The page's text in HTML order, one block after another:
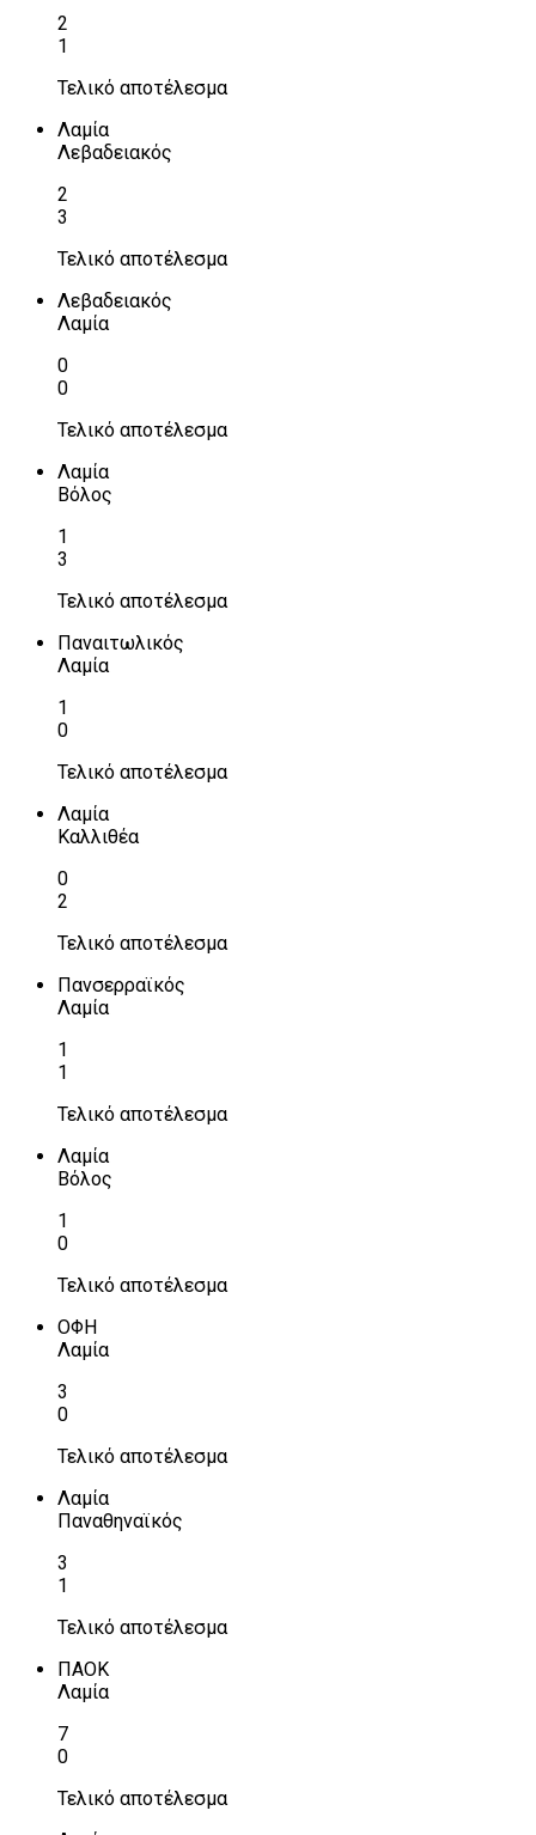
2
1
Τελικό αποτέλεσμα
Λαμία
Λεβαδειακός
2
3
Τελικό αποτέλεσμα
Λεβαδειακός
Λαμία
0
0
Τελικό αποτέλεσμα
Λαμία
Βόλος
1
3
Τελικό αποτέλεσμα
Παναιτωλικός
Λαμία
1
0
Τελικό αποτέλεσμα
Λαμία
Καλλιθέα
0
2
Τελικό αποτέλεσμα
Πανσερραϊκός
Λαμία
1
1
Τελικό αποτέλεσμα
Λαμία
Βόλος
1
0
Τελικό αποτέλεσμα
ΟΦΗ
Λαμία
3
0
Τελικό αποτέλεσμα
Λαμία
Παναθηναϊκός
3
1
Τελικό αποτέλεσμα
ΠΑΟΚ
Λαμία
7
0
Τελικό αποτέλεσμα